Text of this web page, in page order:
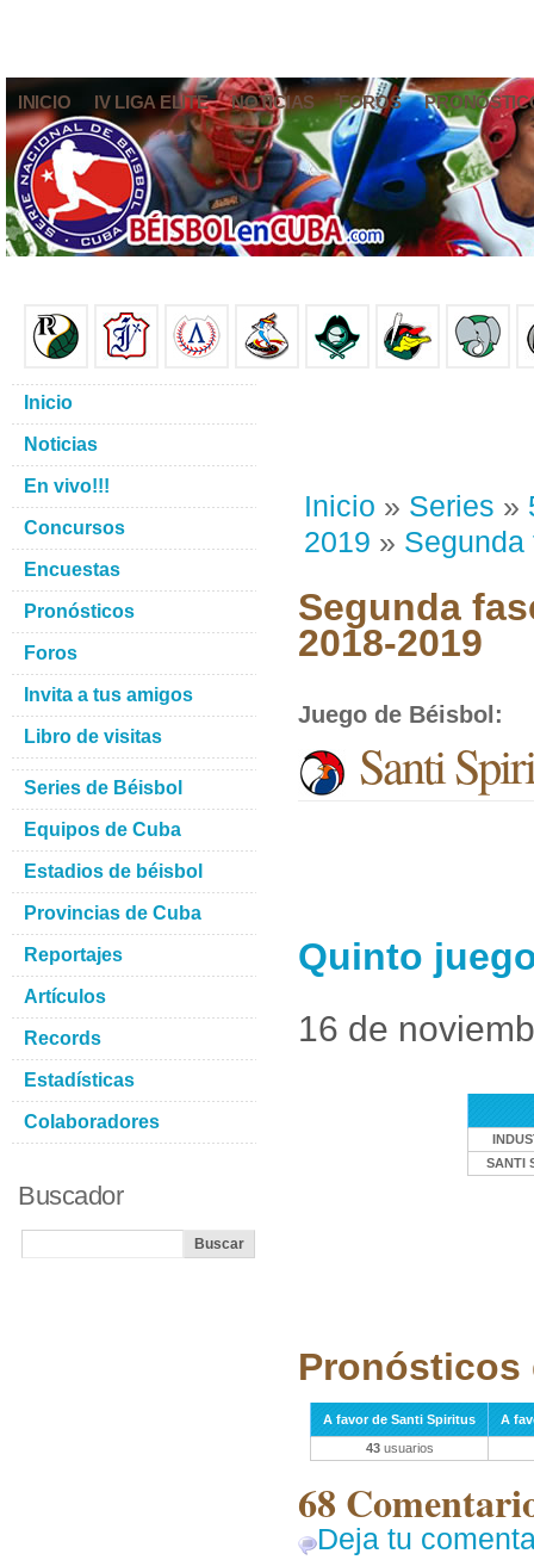
INICIO IV LIGA ELITE NOTICIAS FOROS
Inicio » Series »
2019 » Segunda
Segunda
2018-2019
Juego de Béisbol :
Santi
Quinto
16 de
SANTI
Pronósticos
A favor de Santi Spiritus
A
43usuarios
68
Deja tu
Inicio
Noticias
En vivo!!!
Concursos
Encuestas
Pronósticos
Foros
Invita a tus amigos
Libro de visitas
Series de Béisbol
Equipos de Cuba
Estadios de béisbol
Provincias de Cuba
Reportajes
Artículos
Records
Estadísticas
Colaboradores
Buscador